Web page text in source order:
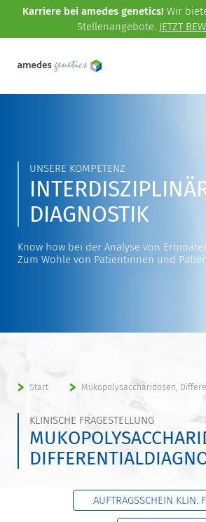
Karriere bei amedes genetics! Wir
Stellenangebote. JETZT
UNSERE KOMPETENZ
DIAGNOSTIK
Know how bei der Analyse von
Zum Wohle von Patientinnen und
Start Mukopolysaccharidosen,
KLINISCHE FRAGESTELLUNG
AUFTRAGSSCHEIN KLIN.